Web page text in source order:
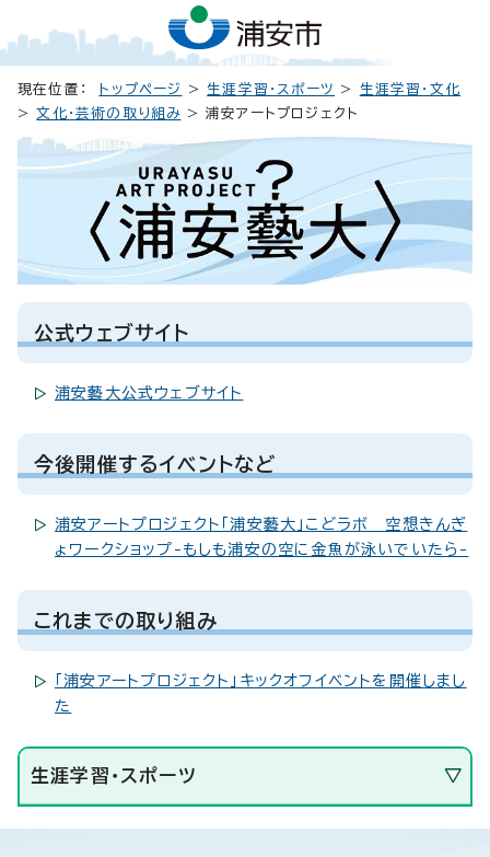
現在位置： トップページ >生涯学習・スポーツ > 生涯学習・文化
>文化・芸術の取り組み > 浦安アートプロジェクト
公式ウェブサイト
浦安藝大公式ウェブサイト
今後開催するイベントなど
浦安アートプロジェクト「浦安藝大」こどラボ 空想きんぎ
ょワークショップ-もしも浦安の空に金魚が泳いでいたら-
これまでの取り組み
「浦安アートプロジェクト」キックオフイベントを開催しまし
た
生涯学習・スポーツ